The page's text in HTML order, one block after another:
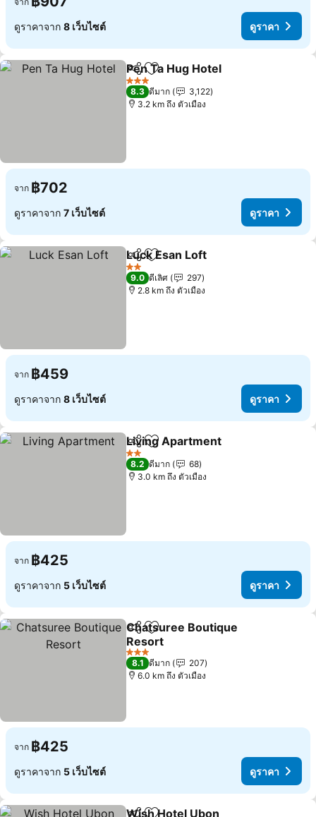
ดูราคาจาก 8 เว็บไซต์ ดูราคา
แชร์ เพิ่มในรายการโปรด
Pen Ta Hug Hotel
3 ดาว
8.3 ดีมาก
3,122
3.2 km ถึง ตัวเมือง
จาก ฿702
ดูราคาจาก 7 เว็บไซต์ ดูราคา
แชร์ เพิ่มในรายการโปรด
Luck Esan Loft
2 ดาว
9.0 ดีเลิศ
297
2.8 km ถึง ตัวเมือง
จาก ฿459
ดูราคาจาก 8 เว็บไซต์ ดูราคา
แชร์ เพิ่มในรายการโปรด
Living Apartment
2 ดาว
8.2 ดีมาก
68
3.0 km ถึง ตัวเมือง
จาก ฿425
ดูราคาจาก 5 เว็บไซต์ ดูราคา
แชร์ เพิ่มในรายการโปรด
Chatsuree Boutique
Resort
ดูราคา
3 ดาว
8.1 ดีมาก
207
6.0 km ถึง ตัวเมือง
จาก ฿425
ดูราคาจาก 5 เว็บไซต์ ดูราคา
Wish Hotel Ubon